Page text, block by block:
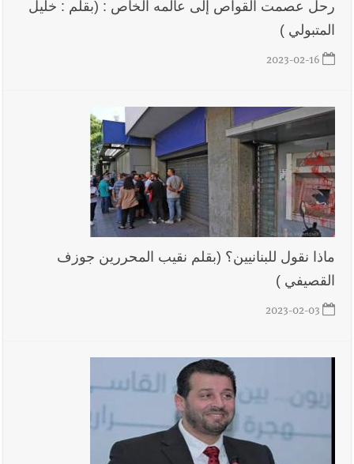
رحل عصمت القواص إلى عالمه الخاص : (بقلم : خليل
المتبولي )
2023-02-16
ماذا نقول للبنانيين؟ (بقلم نقيب المحررين جوزف
القصيفي )
2023-02-03